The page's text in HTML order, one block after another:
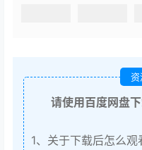
资
请使用百度网盘
1、关于下载后怎么